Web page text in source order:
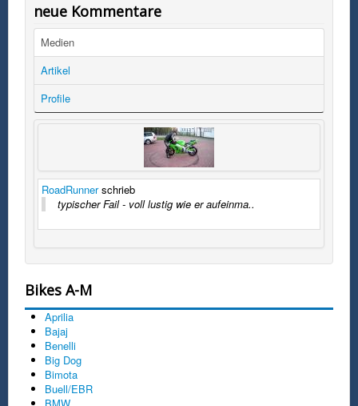
neue Kommentare
Medien
Artikel
Profile
RoadRunnerschrieb
typischer Fail - voll lustig wie er aufeinma..
Bikes A-M
Aprilia
Bajaj
Benelli
Big Dog
Bimota
Buell/EBR
BMW